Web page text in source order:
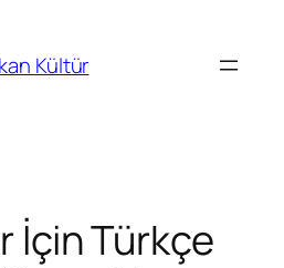
Kültür
İçin Türkçe